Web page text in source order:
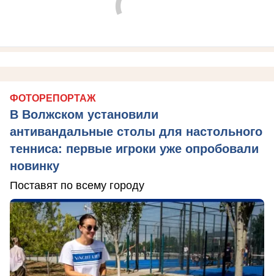
ФОТОРЕПОРТАЖ
В Волжском установили
антивандальные столы для настольного
тенниса: первые игроки уже опробовали
новинку
Поставят по всему городу